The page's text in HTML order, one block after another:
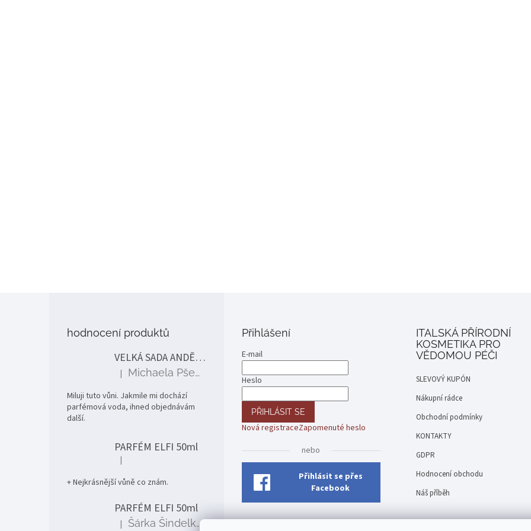
hodnocení produktů
VELKÁ SADA ANDĚLÉ
Hodnocení produktu je 5 z 5 hvězdiček.
| Michaela Pšenčíková
Miluji tuto vůni. Jakmile mi dochází
parfémová voda, ihned objednávám
další.
PARFÉM ELFI 50ml
Hodnocení produktu je 5 z 5 hvězdiček.
|
+ Nejkrásnější vůně co znám.
PARFÉM ELFI 50ml
Hodnocení produktu je 5 z 5 hvězdiček.
| Šárka Šindelková
Přihlášení
E-mail
Heslo
PŘIHLÁSIT SE
Nová registraceZapomenuté heslo
nebo
Přihlásit se přes
Facebook
ITALSKÁ PŘÍRODNÍ
KOSMETIKA PRO
VĚDOMOU PÉČI
SLEVOVÝ KUPÓN
Nákupní rádce
Obchodní podmínky
KONTAKTY
GDPR
Hodnocení obchodu
Náš příběh